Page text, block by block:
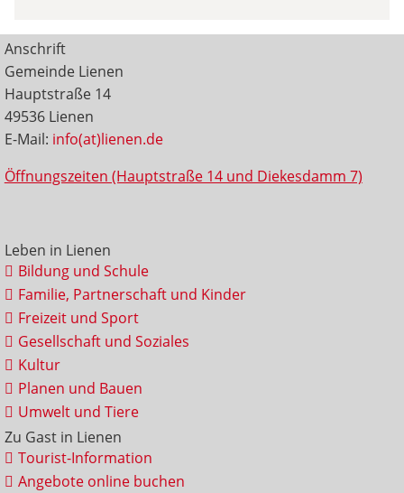
Anschrift
Gemeinde Lienen
Hauptstraße 14
49536 Lienen
E-Mail: info(at)lienen.de
Öffnungszeiten (Hauptstraße 14 und Diekesdamm 7)
Leben in Lienen
Bildung und Schule
Familie, Partnerschaft und Kinder
Freizeit und Sport
Gesellschaft und Soziales
Kultur
Planen und Bauen
Umwelt und Tiere
Zu Gast in Lienen
Tourist-Information
Angebote online buchen